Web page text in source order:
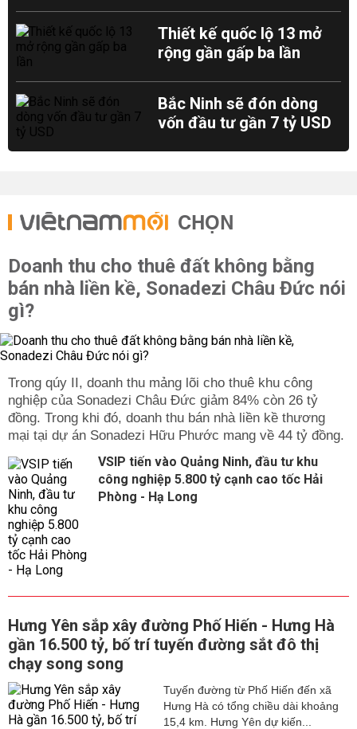
Thiết kế quốc lộ 13 mở
rộng gần gấp ba lần
Bắc Ninh sẽ đón dòng
vốn đầu tư gần 7 tỷ USD
CHỌN
Doanh thu cho thuê đất không bằng
bán nhà liền kề, Sonadezi Châu Đức nói
gì?
Trong qúy II, doanh thu mảng lõi cho thuê khu công
nghiệp của Sonadezi Châu Đức giảm 84% còn 26 tỷ
đồng. Trong khi đó, doanh thu bán nhà liền kề thương
mại tại dự án Sonadezi Hữu Phước mang về 44 tỷ đồng.
VSIP tiến vào Quảng Ninh, đầu tư khu
công nghiệp 5.800 tỷ cạnh cao tốc Hải
Phòng - Hạ Long
Hưng Yên sắp xây đường Phố Hiến - Hưng Hà
gần 16.500 tỷ, bố trí tuyến đường sắt đô thị
chạy song song
Tuyến đường từ Phố Hiến đến xã
Hưng Hà có tổng chiều dài khoảng
15,4 km. Hưng Yên dự kiến...